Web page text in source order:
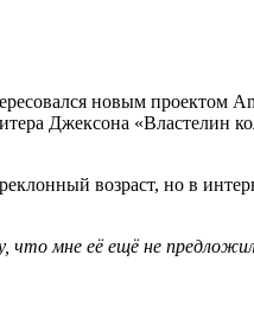
новым проектом
Джексона «Властелин
возраст, но в
что мне её ещё не